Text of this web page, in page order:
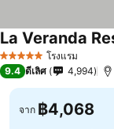
5 ดาว โรงแรม
9.4 ดีเลิศ 4,994
จาก ฿4,068